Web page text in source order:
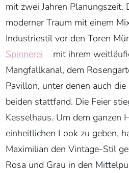
mit zwei Jahren Planungszeit.
moderner Traum mit einem
Industriestil vor den Toren
Spinnerei
mit ihrem
Mangfallkanal, dem
Pavillon, unter denen auch
beiden stattfand. Die Feier
Kesselhaus. Um dem ganzen
einheitlichen Look zu geben,
Maximilian den Vintage-Stil
Rosa und Grau in den